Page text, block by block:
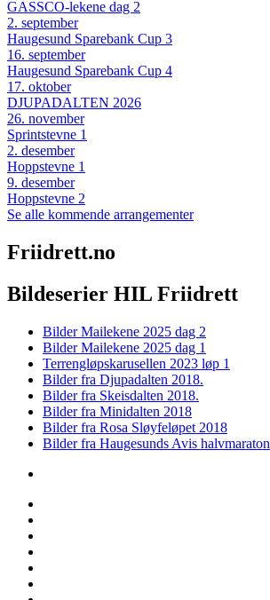
GASSCO-lekene dag 2
2. september
Haugesund Sparebank Cup 3
16. september
Haugesund Sparebank Cup 4
17. oktober
DJUPADALTEN 2026
26. november
Sprintstevne 1
2. desember
Hoppstevne 1
9. desember
Hoppstevne 2
Se alle kommende arrangementer
Friidrett.no
Bildeserier HIL Friidrett
Bilder Mailekene 2025 dag 2
Bilder Mailekene 2025 dag 1
Terrengløpskarusellen 2023 løp 1
Bilder fra Djupadalten 2018.
Bilder fra Skeisdalten 2018.
Bilder fra Minidalten 2018
Bilder fra Rosa Sløyfeløpet 2018
Bilder fra Haugesunds Avis halvmaraton